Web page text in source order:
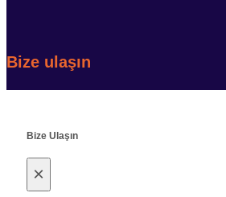
Bize ulaşın
Bize Ulaşın
×